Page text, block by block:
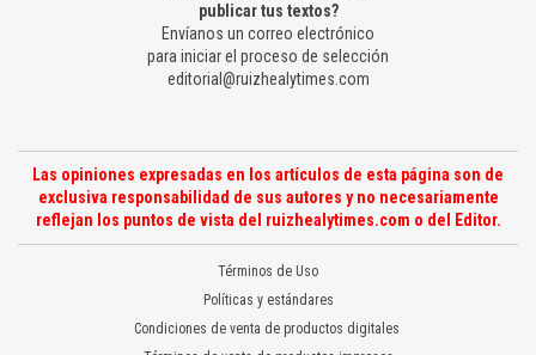
publicar tus textos?
Envíanos un correo electrónico
para iniciar el proceso de selección
editorial@ruizhealytimes.com
Las opiniones expresadas en los artículos de esta página son de
exclusiva responsabilidad de sus autores y no necesariamente
reflejan los puntos de vista del ruizhealytimes.com o del Editor.
Términos de Uso
Políticas y estándares
Condiciones de venta de productos digitales